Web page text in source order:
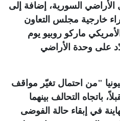
السورية، إضافة إلى
خارجية مجلس التعاون
ماركو روبيو يوم
على وحدة الأراضي
"من احتمال تغيّر مواقف
باتجاه التحالف بينهما
في إبقاء حالة الفوضى